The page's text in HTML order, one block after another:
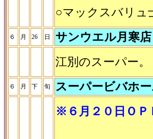
○マックスバリュ
６ 月 26 日
サンウエル月寒店
江別のスーパー。
６ 月 下 旬
スーパービバホ
※６月２０日Ｏ